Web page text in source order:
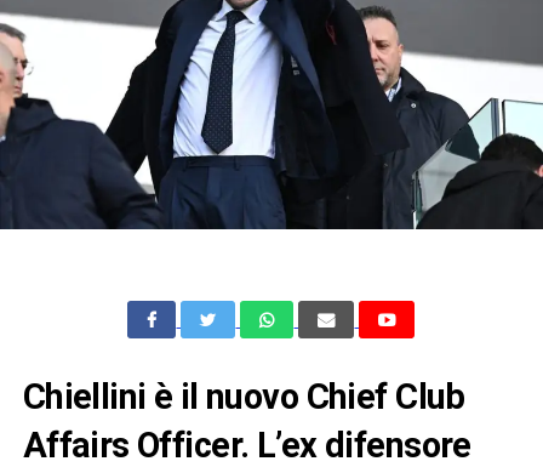
Chiellini è il nuovo Chief Club
Affairs Officer. L’ex difensore